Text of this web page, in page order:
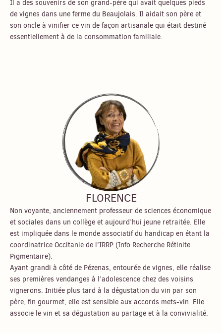
Il a des souvenirs de son grand-père qui avait quelques pieds
de vignes dans une ferme du Beaujolais. Il aidait son père et
son oncle à vinifier ce vin de façon artisanale qui était destiné
essentiellement à de la consommation familiale.
FLORENCE
Non voyante, anciennement professeur de sciences économique
et sociales dans un collège et aujourd’hui jeune retraitée. Elle
est impliquée dans le monde associatif du handicap en étant la
coordinatrice Occitanie de l’IRRP (Info Recherche Rétinite
Pigmentaire).
Ayant grandi à côté de Pézenas, entourée de vignes, elle réalise
ses premières vendanges à l’adolescence chez des voisins
vignerons. Initiée plus tard à la dégustation du vin par son
père, fin gourmet, elle est sensible aux accords mets-vin. Elle
associe le vin et sa dégustation au partage et à la convivialité.